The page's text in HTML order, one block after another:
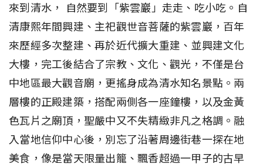
來到清水， 自然要到「紫雲巖」走走、吃小吃。自
清康熙年間興建、主祀觀世音菩薩的紫雲巖，百年
來歷經多次整建、再於近代擴大重建、並興建文化
大樓，完工後結合了宗教、文化、觀光，不僅是台
中地區最大觀音廟，更搖身成為清水知名景點。兩
層樓的正殿建築，搭配兩側各一座鐘樓，以及金黃
色瓦片之廟頂，聖嚴中又不失精緻非凡之格調。融
入當地信仰中心後，別忘了沿著周邊街巷一探在地
美食，像是當天限量出籠、飄香超過一甲子的古早